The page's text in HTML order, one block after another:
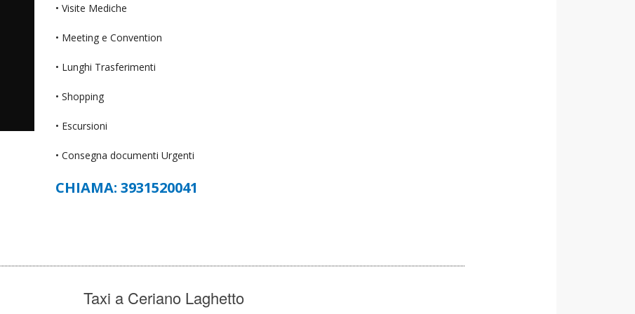
• Visite Mediche
• Meeting e Convention
• Lunghi Trasferimenti
• Shopping
• Escursioni
• Consegna documenti Urgenti
CHIAMA: 3931520041
Taxi a Ceriano Laghetto